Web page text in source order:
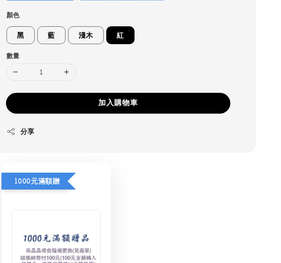
顏色
黑 藍 淺木 紅
數量
加入購物車
分享
1000元滿額贈